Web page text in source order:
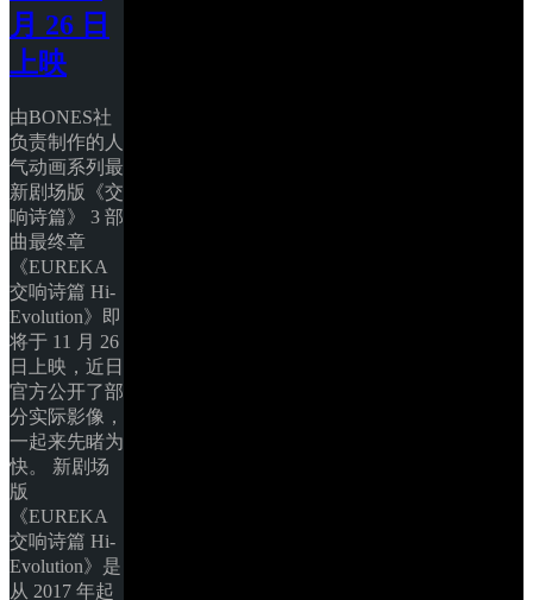
月 26 日
上映
由BONES社
负责制作的人
气动画系列最
新剧场版《交
响诗篇》 3 部
曲最终章
《EUREKA
交响诗篇 Hi-
Evolution》即
将于 11 月 26
日上映，近日
官方公开了部
分实际影像，
一起来先睹为
快。 新剧场
版
《EUREKA
交响诗篇 Hi-
Evolution》是
从 2017 年起